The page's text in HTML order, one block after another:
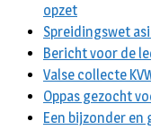
opzet
Spreidingswet
Bericht voor de
Valse collecte
Oppas gezocht
Een bijzonder